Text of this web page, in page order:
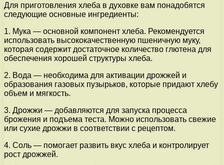
Для приготовления хлеба в духовке вам понадобятся
следующие основные ингредиенты:
1. Мука — основной компонент хлеба. Рекомендуется
использовать высококачественную пшеничную муку,
которая содержит достаточное количество глютена для
обеспечения хорошей структуры хлеба.
2. Вода — необходима для активации дрожжей и
образования газовых пузырьков, которые придают хлебу
объем и мягкость.
3. Дрожжи — добавляются для запуска процесса
брожения и подъема теста. Можно использовать свежие
или сухие дрожжи в соответствии с рецептом.
4. Соль — помогает развить вкус хлеба и контролирует
рост дрожжей.